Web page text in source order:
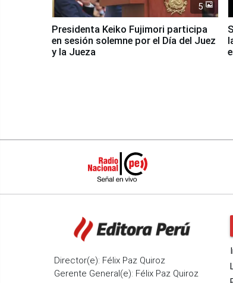
5
Presidenta Keiko Fujimori participa
en sesión solemne por el Día del Juez
y la Jueza
Director(e): Félix Paz Quiroz
Gerente General(e): Félix Paz Quiroz